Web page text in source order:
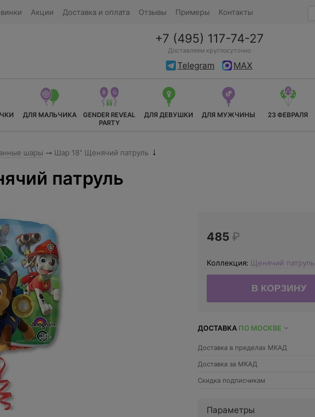
Акции Доставка и оплата Отзывы Примеры Контакты
+7 (495) 117-74-27
Доставляем круглосуточно
Telegram MAX
ДЛЯ МАЛЬЧИКА
GENDER REVEAL
PARTY
ДЛЯ ДЕВУШКИ ДЛЯ МУЖЧИНЫ 23 ФЕВРАЛЯ
шары Шар 18" Щенячий патруль
патруль
485 ₽
Коллекция: Щенячий патруль
ДОСТАВКА ПО МОСКВЕ
Доставка в пределах МКАД
Доставка за МКАД
Скидка подписчикам
Параметры